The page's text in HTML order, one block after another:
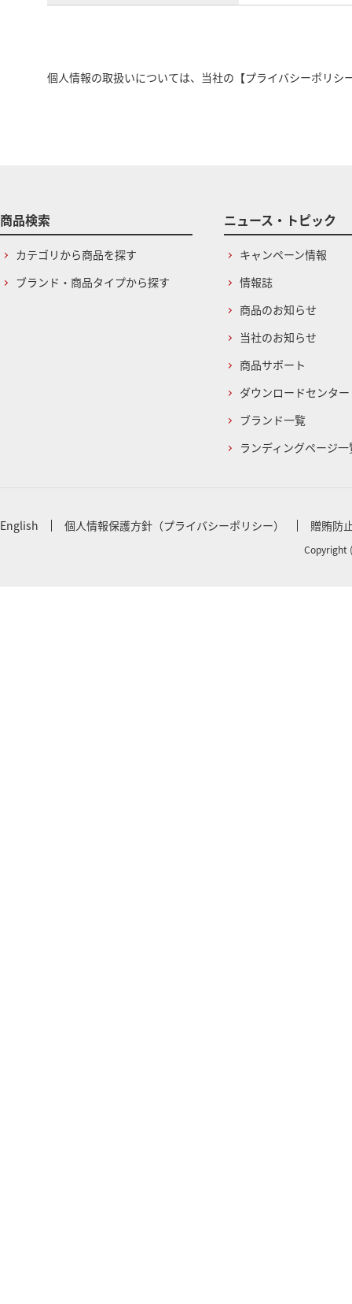
個人情報の取扱いについては、当社の 【プライバシーポリシ
商品検索
カテゴリから商品を探す
ブランド・商品タイプから探す
ニュース・トピック
キャンペーン情報
情報誌
商品のお知らせ
当社のお知らせ
商品サポート
ダウンロードセンター
ブランド一覧
ランディングページ一
English 個人情報保護方針（プライバシーポリシー） 贈賄防
Copyright